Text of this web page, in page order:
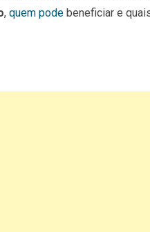
, quem pode beneficiar e